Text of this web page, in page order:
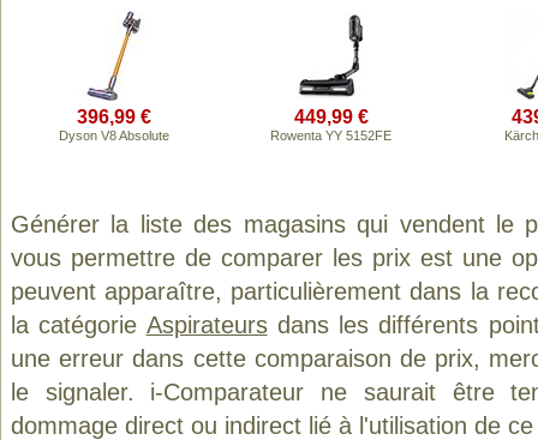
396,99 €
Dyson V8 Absolute
449,99 €
Rowenta YY 5152FE
Générer la liste des magasins qui vendent le
vous permettre de comparer les prix est une
peuvent apparaître, particulièrement dans la
la catégorie Aspirateursdans les différents
une erreur dans cette comparaison de prix,
le signaler. i-Comparateur ne saurait être
dommage direct ou indirect lié à l'utilisation de